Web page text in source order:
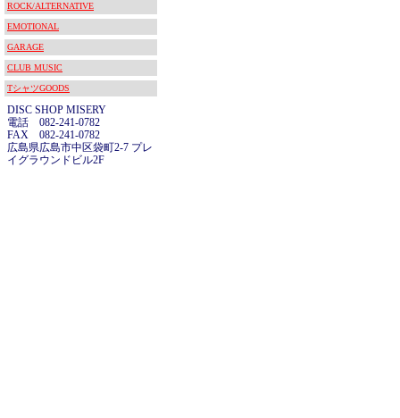
ROCK/ALTERNATIVE
EMOTIONAL
GARAGE
CLUB MUSIC
TシャツGOODS
DISC SHOP MISERY
電話 082-241-0782
FAX 082-241-0782
広島県広島市中区袋町2-7 プレ
イグラウンドビル2F